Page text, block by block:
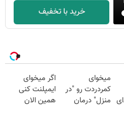
خرید با تخفیف
میخوای
کمردردت رو "در
منزل" درمان
اگر میخوای
ایمپلنت کنی
همین الان